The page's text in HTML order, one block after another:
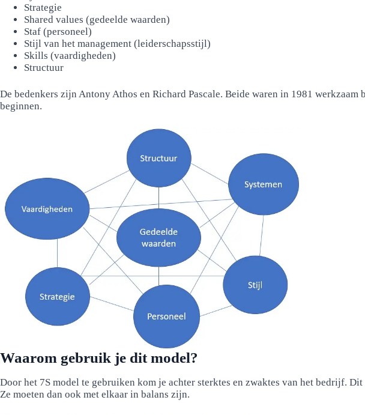
Strategie
Shared values (gedeelde waarden)
Staf (personeel)
Stijl van het management (leiderschapsstijl)
Skills (vaardigheden)
Structuur
De bedenkers zijn Antony Athos en Richard Pascale. Beide waren in 1981
beginnen.
Waarom gebruik je dit model?
Door het 7S model te gebruiken kom je achter sterktes en zwaktes van het bedrijf.
Ze moeten dan ook met elkaar in balans zijn.